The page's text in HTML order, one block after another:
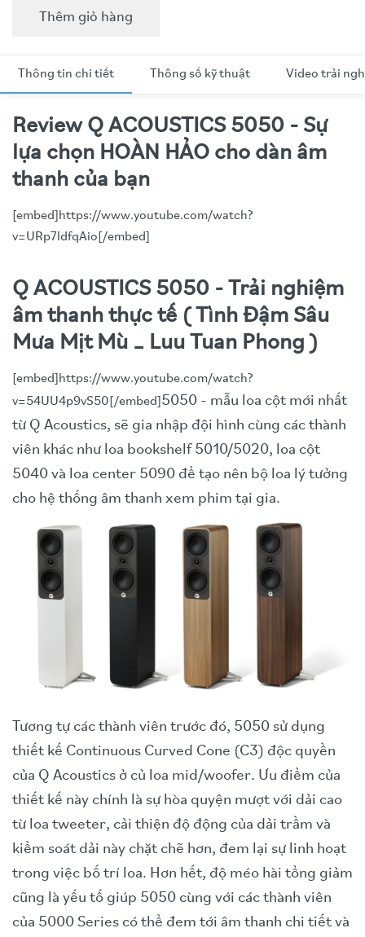
Thêm giỏ hàng
Thông tin chi tiết Thông số kỹ thuật Video trải
Review Q ACOUSTICS 5050 - Sự
lựa chọn HOÀN HẢO cho dàn âm
thanh của bạn
[embed]https://www.youtube.com/watch?
v=URp7ldfqAio[/embed]
Q ACOUSTICS 5050 - Trải nghiệm
âm thanh thực tế ( Tình Đậm Sâu
Mưa Mịt Mù _ Luu Tuan Phong )
[embed]https://www.youtube.com/watch?
v=54UU4p9vS50[/embed] 5050 - mẫu loa cột mới nhất
từ Q Acoustics, sẽ gia nhập đội hình cùng các thành
viên khác như loa bookshelf 5010/5020, loa cột
5040 và loa center 5090 để tạo nên bộ loa lý tưởng
cho hệ thống âm thanh xem phim tại gia.
Tương tự các thành viên trước đó, 5050 sử dụng
thiết kế Continuous Curved Cone (C3) độc quyền
của Q Acoustics ở củ loa mid/woofer. Ưu điểm của
thiết kế này chính là sự hòa quyện mượt với dải cao
từ loa tweeter, cải thiện độ động của dải trầm và
kiểm soát dải này chặt chẽ hơn, đem lại sự linh hoạt
trong việc bố trí loa. Hơn hết, độ méo hài tổng giảm
cũng là yếu tố giúp 5050 cùng với các thành viên
của 5000 Series có thể đem tới âm thanh chi tiết và